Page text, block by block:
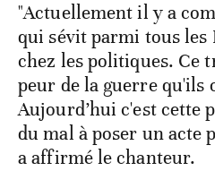
"Actuellement il y a
qui sévit parmi tous les
chez les politiques. Ce
peur de la guerre qu'ils
Aujourd’hui c'est cette
du mal à poser un acte
a affirmé le chanteur.